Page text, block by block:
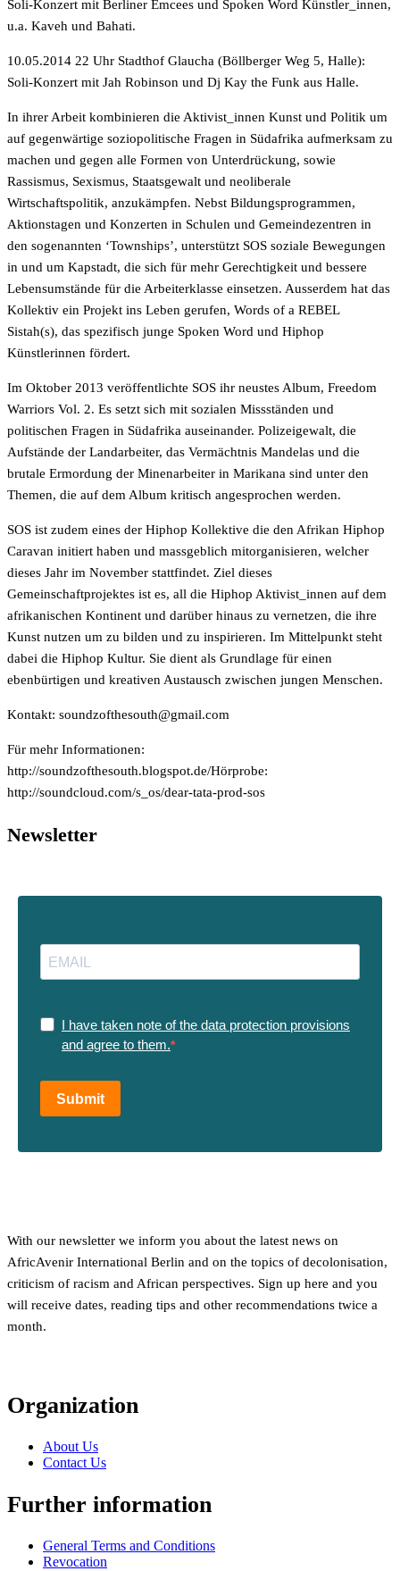
Soli-Konzert mit Berliner Emcees und Spoken Word Künstler_innen,
u.a. Kaveh und Bahati.
10.05.2014 22 Uhr Stadthof Glaucha (Böllberger Weg 5, Halle):
Soli-Konzert mit Jah Robinson und Dj Kay the Funk aus Halle.
In ihrer Arbeit kombinieren die Aktivist_innen Kunst und Politik um
auf gegenwärtige soziopolitische Fragen in Südafrika aufmerksam zu
machen und gegen alle Formen von Unterdrückung, sowie
Rassismus, Sexismus, Staatsgewalt und neoliberale
Wirtschaftspolitik, anzukämpfen. Nebst Bildungsprogrammen,
Aktionstagen und Konzerten in Schulen und Gemeindezentren in
den sogenannten ‘Townships’, unterstützt SOS soziale Bewegungen
in und um Kapstadt, die sich für mehr Gerechtigkeit und bessere
Lebensumstände für die Arbeiterklasse einsetzen. Ausserdem hat das
Kollektiv ein Projekt ins Leben gerufen, Words of a REBEL
Sistah(s), das spezifisch junge Spoken Word und Hiphop
Künstlerinnen fördert.
Im Oktober 2013 veröffentlichte SOS ihr neustes Album, Freedom
Warriors Vol. 2. Es setzt sich mit sozialen Missständen und
politischen Fragen in Südafrika auseinander. Polizeigewalt, die
Aufstände der Landarbeiter, das Vermächtnis Mandelas und die
brutale Ermordung der Minenarbeiter in Marikana sind unter den
Themen, die auf dem Album kritisch angesprochen werden.
SOS ist zudem eines der Hiphop Kollektive die den Afrikan Hiphop
Caravan initiert haben und massgeblich mitorganisieren, welcher
dieses Jahr im November stattfindet. Ziel dieses
Gemeinschaftprojektes ist es, all die Hiphop Aktivist_innen auf dem
afrikanischen Kontinent und darüber hinaus zu vernetzen, die ihre
Kunst nutzen um zu bilden und zu inspirieren. Im Mittelpunkt steht
dabei die Hiphop Kultur. Sie dient als Grundlage für einen
ebenbürtigen und kreativen Austausch zwischen jungen Menschen.
Kontakt: moc.liamg@htuosehtfozdnuos
Für mehr Informationen:
http://soundzofthesouth.blogspot.de/Hörprobe:
http://soundcloud.com/s_os/dear-tata-prod-sos
Newsletter
I have taken note of the data protection provisions
and agree to them.
Submit
With our newsletter we inform you about the latest news on
AfricAvenir International Berlin and on the topics of decolonisation,
criticism of racism and African perspectives. Sign up here and you
will receive dates, reading tips and other recommendations twice a
month.
Organization
About Us
Contact Us
Further information
General Terms and Conditions
Revocation